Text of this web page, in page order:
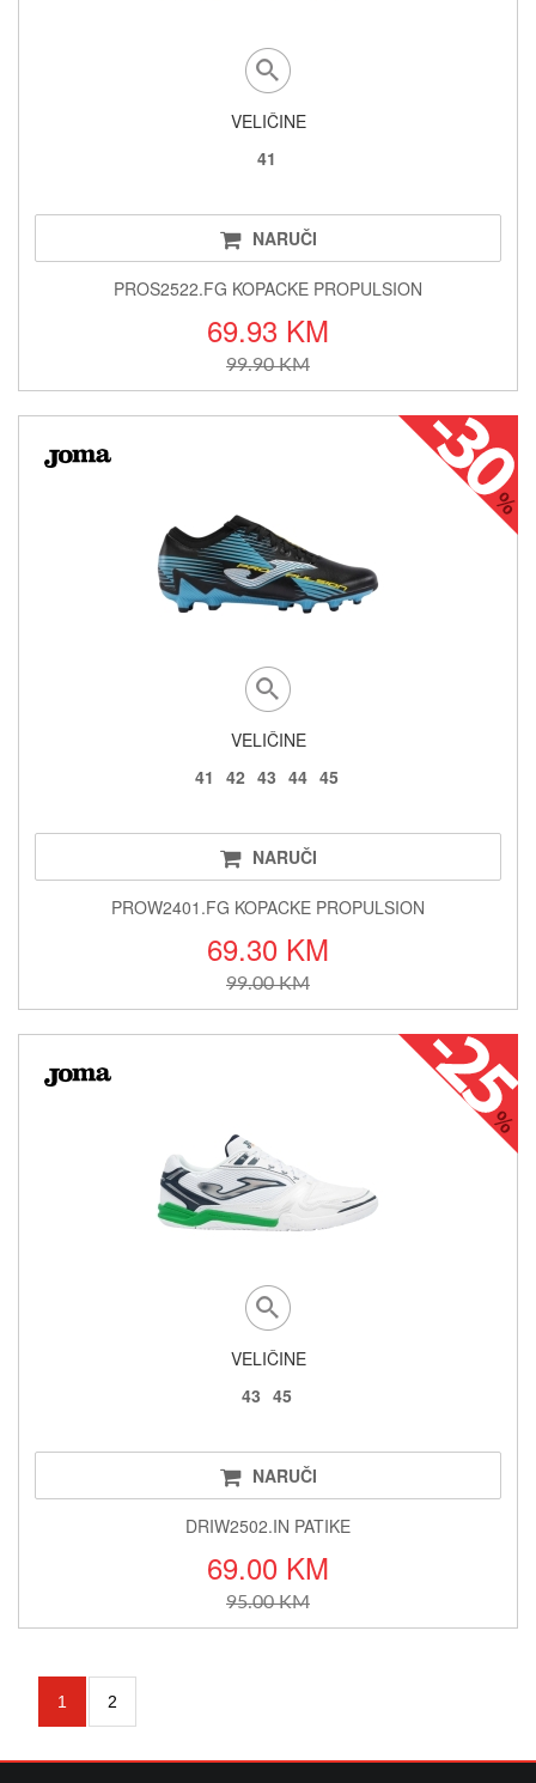
VELIČINE
41
NARUČI
PROS2522.FG KOPACKE PROPULSION
69.93 KM
99.90 KM
VELIČINE
41 42 43 44 45
NARUČI
PROW2401.FG KOPACKE PROPULSION
69.30 KM
99.00 KM
VELIČINE
43 45
NARUČI
DRIW2502.IN PATIKE
69.00 KM
95.00 KM
1 2